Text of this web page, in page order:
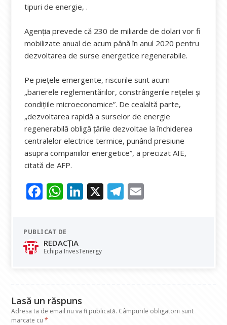
tipuri de energie, .
Agenția prevede că 230 de miliarde de dolari vor fi
mobilizate anual de acum până în anul 2020 pentru
dezvoltarea de surse energetice regenerabile.
Pe piețele emergente, riscurile sunt acum
„barierele reglementărilor, constrângerile rețelei și
condițiile microeconomice”. De cealaltă parte,
„dezvoltarea rapidă a surselor de energie
regenerabilă obligă țările dezvoltae la închiderea
centralelor electrice termice, punând presiune
asupra companiilor energetice”, a precizat AIE,
citată de AFP.
F
e
b
o
W
at
s
A
Li
dI
X T
PUBLICAT DE
REDACȚIA
Echipa InvesTenergy
Lasă un răspuns
Adresa ta de email nu va fi publicată. Câmpurile obligatorii sunt
marcate cu*